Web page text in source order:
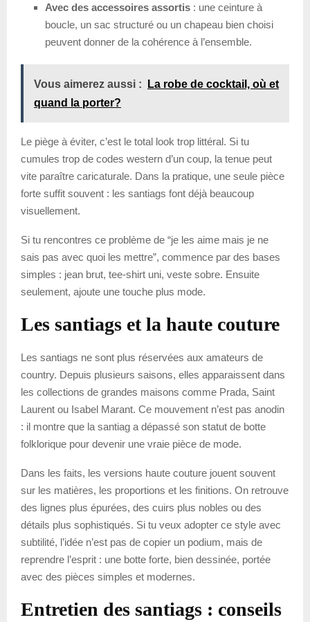
Avec des accessoires assortis : une ceinture à
boucle, un sac structuré ou un chapeau bien choisi
peuvent donner de la cohérence à l’ensemble.
Vous aimerez aussi :
La robe de cocktail, où et
quand la porter?
Le piège à éviter, c’est le total look trop littéral. Si tu
cumules trop de codes western d’un coup, la tenue peut
vite paraître caricaturale. Dans la pratique, une seule pièce
forte suffit souvent : les santiags font déjà beaucoup
visuellement.
Si tu rencontres ce problème de “je les aime mais je ne
sais pas avec quoi les mettre”, commence par des bases
simples : jean brut, tee-shirt uni, veste sobre. Ensuite
seulement, ajoute une touche plus mode.
Les santiags et la haute couture
Les santiags ne sont plus réservées aux amateurs de
country. Depuis plusieurs saisons, elles apparaissent dans
les collections de grandes maisons comme Prada, Saint
Laurent ou Isabel Marant. Ce mouvement n’est pas anodin
: il montre que la santiag a dépassé son statut de botte
folklorique pour devenir une vraie pièce de mode.
Dans les faits, les versions haute couture jouent souvent
sur les matières, les proportions et les finitions. On retrouve
des lignes plus épurées, des cuirs plus nobles ou des
détails plus sophistiqués. Si tu veux adopter ce style avec
subtilité, l’idée n’est pas de copier un podium, mais de
reprendre l’esprit : une botte forte, bien dessinée, portée
avec des pièces simples et modernes.
Entretien des santiags : conseils